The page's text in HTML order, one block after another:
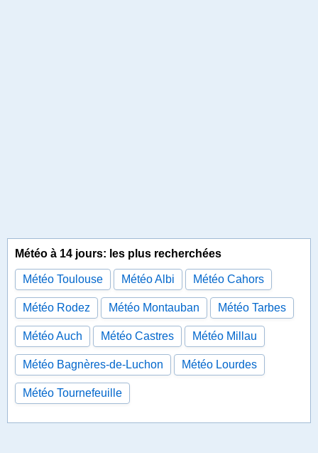
Météo à 14 jours: les plus recherchées
Météo Toulouse Météo Albi Météo Cahors
Météo Rodez Météo Montauban Météo Tarbes
Météo Auch Météo Castres Météo Millau
Météo Bagnères-de-Luchon Météo Lourdes
Météo Tournefeuille